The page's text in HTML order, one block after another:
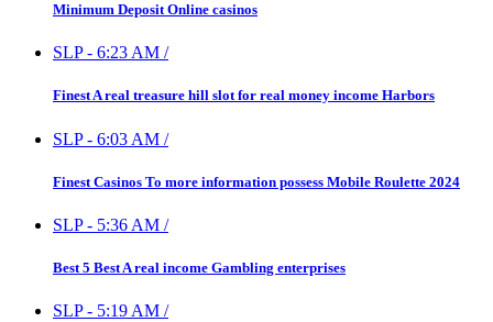
Minimum Deposit Online casinos
SLP- 6:23 AM /
Finest A real treasure hill slot for real money income Harbors
SLP- 6:03 AM /
Finest Casinos To more information possess Mobile Roulette 2024
SLP- 5:36 AM /
Best 5 Best A real income Gambling enterprises
SLP- 5:19 AM /